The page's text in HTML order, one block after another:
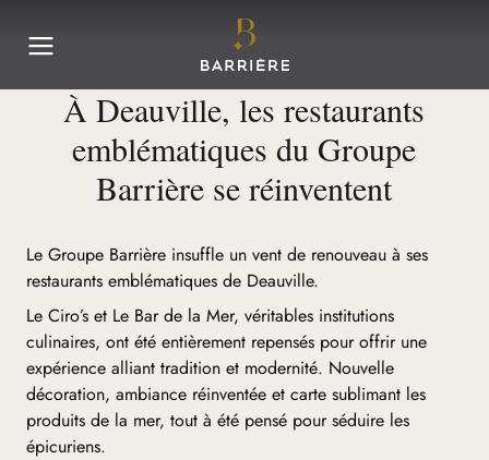
À Deauville, les restaurants
emblématiques du Groupe
Barrière se réinventent
Le Groupe Barrière insuffle un vent de renouveau à ses
restaurants emblématiques de Deauville.
Le Ciro’s et Le Bar de la Mer, véritables institutions
culinaires, ont été entièrement repensés pour offrir une
expérience alliant tradition et modernité. Nouvelle
décoration, ambiance réinventée et carte sublimant les
produits de la mer, tout à été pensé pour séduire les
épicuriens.